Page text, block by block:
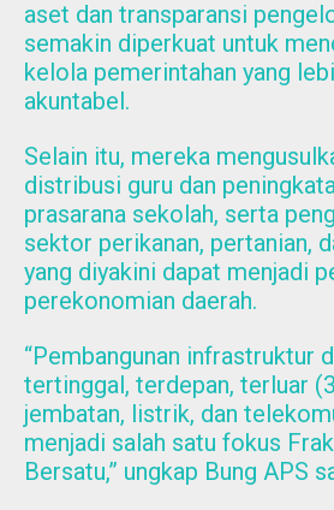
aset dan transparansi
semakin diperkuat untuk
kelola pemerintahan yang
akuntabel.
Selain itu, mereka
distribusi guru dan
prasarana sekolah, serta
sektor perikanan, pertanian,
yang diyakini dapat menjadi
perekonomian daerah.
“Pembangunan infrastruktur
tertinggal, terdepan, terluar
jembatan, listrik, dan
menjadi salah satu fokus
Bersatu,” ungkap Bung APS